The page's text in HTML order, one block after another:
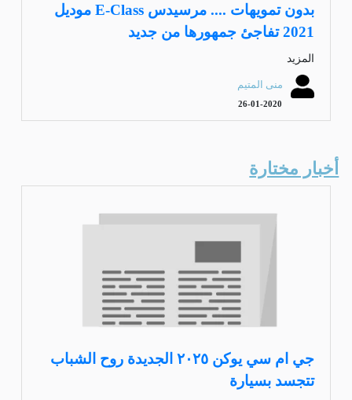
بدون تمويهات .... مرسيدس E-Class موديل
2021 تفاجئ جمهورها من جديد
المزيد
منى المتيم
26-01-2020
أخبار مختارة
جي ام سي يوكن ٢٠٢٥ الجديدة روح الشباب
تتجسد بسيارة